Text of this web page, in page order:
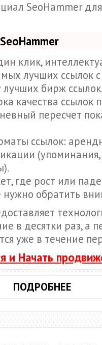
SeoHammer
клик,
лучших ссылок
лучших бирж
качества ссылок
пересчет
ссылок:
где рост или
нужно обратить
в десятки раз, а
уже в течение
и Начать
ПОДРОБНЕЕ